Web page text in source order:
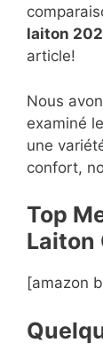
laiton
article!
Nous
examiné
une
confort,
Top
Laiton
[amazon